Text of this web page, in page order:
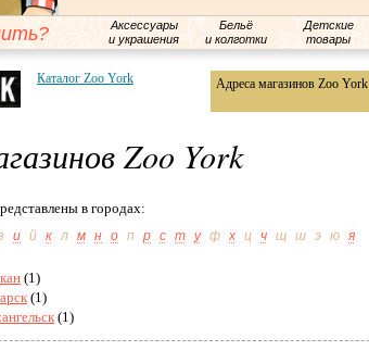
Аксессуары
и украшения
Бельё
и колготки
Детские
товары
Каталог Zoo York Адреса магазинов Zoo York
Zoo York
в городах:
и й к л м н о п р с т у ф х ц ч щ ш э ю я
(1)
(1)
(1)